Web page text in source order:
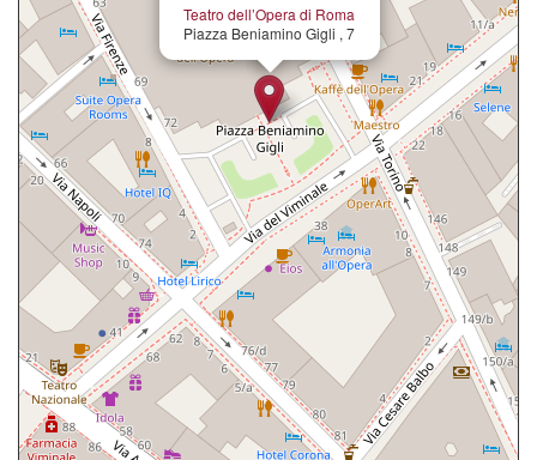
Teatro dell’Opera di Roma
Piazza Beniamino Gigli , 7